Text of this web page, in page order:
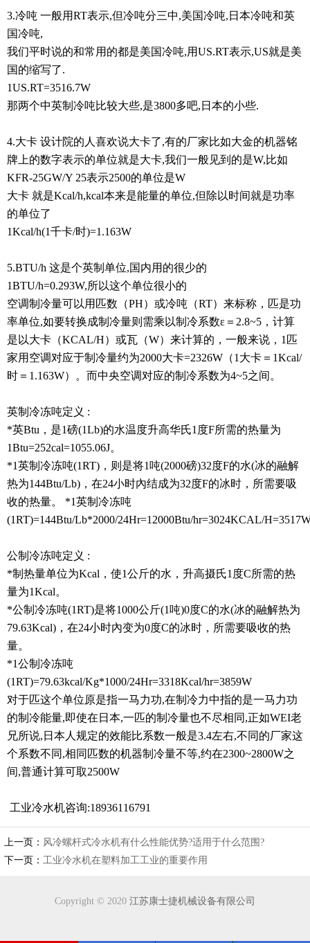
3.冷吨 一般用RT表示,但冷吨分三中,美国冷吨,日本冷吨和英
国冷吨,
我们平时说的和常用的都是美国冷吨,用US.RT表示,US就是美
国的缩写了.
1US.RT=3516.7W
那两个中英制冷吨比较大些,是3800多吧,日本的小些.
4.大卡 设计院的人喜欢说大卡了,有的厂家比如大金的机器铭
牌上的数字表示的单位就是大卡,我们一般见到的是W,比如
KFR-25GW/Y 25表示2500的单位是W
大卡 就是Kcal/h,kcal本来是能量的单位,但除以时间就是功率
的单位了
1Kcal/h(1千卡/时)=1.163W
5.BTU/h 这是个英制单位,国内用的很少的
1BTU/h=0.293W,所以这个单位很小的
空调制冷量可以用匹数（PH）或冷吨（RT）来标称，匹是功
率单位,如要转换成制冷量则需乘以制冷系数ε＝2.8~5，计算
是以大卡（KCAL/H）或瓦（W）来计算的，一般来说，1匹
家用空调对应于制冷量约为2000大卡=2326W（1大卡＝1Kcal/
时＝1.163W）。而中央空调对应的制冷系数为4~5之间。
英制冷冻吨定义 :
*英Btu，是1磅(1Lb)的水温度升高华氏1度F所需的热量为
1Btu=252cal=1055.06J。
*1英制冷冻吨(1RT)，则是将1吨(2000磅)32度F的水(冰的融解
热为144Btu/Lb)，在24小时內结成为32度F的冰时，所需要吸
收的热量。 *1英制冷冻吨
(1RT)=144Btu/Lb*2000/24Hr=12000Btu/hr=3024KCAL/
公制冷冻吨定义 :
*制热量单位为Kcal，使1公斤的水，升高摄氏1度C所需的热
量为1Kcal。
*公制冷冻吨(1RT)是将1000公斤(1吨)0度C的水(冰的融解热为
79.63Kcal)，在24小时內变为0度C的冰时，所需要吸收的热
量。
*1公制冷冻吨
(1RT)=79.63kcal/Kg*1000/24Hr=3318Kcal/hr=3859W
对于匹这个单位原是指一马力功,在制冷力中指的是一马力功
的制冷能量,即使在日本,一匹的制冷量也不尽相同,正如WEI老
兄所说,日本人规定的效能比系数一般是3.4左右,不同的厂家这
个系数不同,相同匹数的机器制冷量不等,约在2300~2800W之
间,普通计算可取2500W
工业冷水机咨询:18936116791
上一页： 风冷螺杆式冷水机有什么性能优势?适用于什么范围?
下一页： 工业冷水机在塑料加工工业的重要作用
Copyright © 2020 江苏康士捷机械设备有限公司